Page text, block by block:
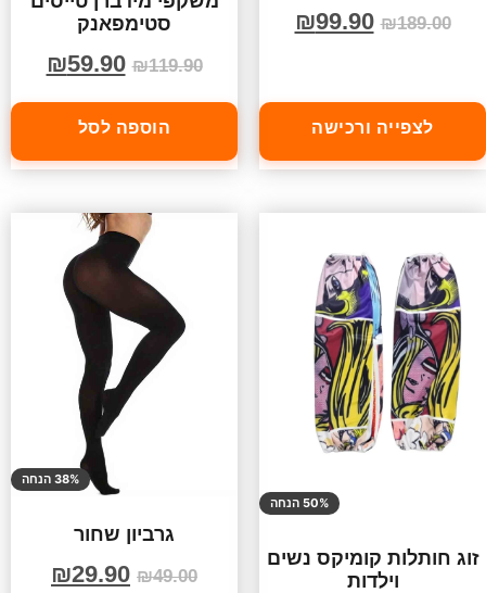
₪189.00
₪99.90
לצפייה ורכישה
סטימפאנק
₪119.90
₪59.90
הוספה לסל
50% הנחה
זוג חותלות קומיקס נשים
וילדות
38% הנחה
גרביון שחור
₪49.00
₪29.90